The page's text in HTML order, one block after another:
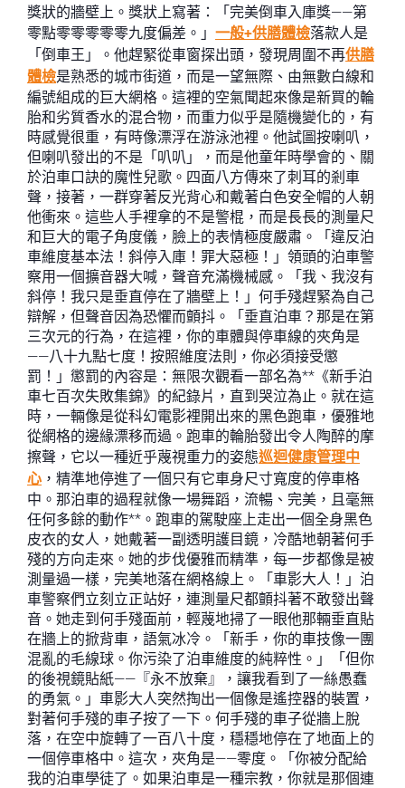
獎狀的牆壁上。獎狀上寫著：「完美倒車入庫獎——第
零點零零零零零九度偏差。」 一般+供膳體檢落款人是
「倒車王」。他趕緊從車窗探出頭，發現周圍不再供膳
體檢是熟悉的城市街道，而是一望無際、由無數白線和
編號組成的巨大網格。這裡的空氣聞起來像是新買的輪
胎和劣質香水的混合物，而重力似乎是隨機變化的，有
時感覺很重，有時像漂浮在游泳池裡。他試圖按喇叭，
但喇叭發出的不是「叭叭」，而是他童年時學會的、關
於泊車口訣的魔性兒歌。四面八方傳來了刺耳的剎車
聲，接著，一群穿著反光背心和戴著白色安全帽的人朝
他衝來。這些人手裡拿的不是警棍，而是長長的測量尺
和巨大的電子角度儀，臉上的表情極度嚴肅。「違反泊
車維度基本法！斜停入庫！罪大惡極！」領頭的泊車警
察用一個擴音器大喊，聲音充滿機械感。「我、我沒有
斜停！我只是垂直停在了牆壁上！」何手殘趕緊為自己
辯解，但聲音因為恐懼而顫抖。「垂直泊車？那是在第
三次元的行為，在這裡，你的車體與停車線的夾角是
——八十九點七度！按照維度法則，你必須接受懲
罰！」懲罰的內容是：無限次觀看一部名為**《新手泊
車七百次失敗集錦》的紀錄片，直到哭泣為止。就在這
時，一輛像是從科幻電影裡開出來的黑色跑車，優雅地
從網格的邊緣漂移而過。跑車的輪胎發出令人陶醉的摩
擦聲，它以一種近乎蔑視重力的姿態巡迴健康管理中
心 ，精準地停進了一個只有它車身尺寸寬度的停車格
中。那泊車的過程就像一場舞蹈，流暢、完美，且毫無
任何多餘的動作**。跑車的駕駛座上走出一個全身黑色
皮衣的女人，她戴著一副透明護目鏡，冷酷地朝著何手
殘的方向走來。她的步伐優雅而精準，每一步都像是被
測量過一樣，完美地落在網格線上。「車影大人！」泊
車警察們立刻立正站好，連測量尺都顫抖著不敢發出聲
音。她走到何手殘面前，輕蔑地掃了一眼他那輛垂直貼
在牆上的掀背車，語氣冰冷。「新手，你的車技像一團
混亂的毛線球。你污染了泊車維度的純粹性。」「但你
的後視鏡貼紙——『永不放棄』，讓我看到了一絲愚蠢
的勇氣。」車影大人突然掏出一個像是遙控器的裝置，
對著何手殘的車子按了一下。何手殘的車子從牆上脫
落，在空中旋轉了一百八十度，穩穩地停在了地面上的
一個停車格中。這次，夾角是——零度。「你被分配給
我的泊車學徒了。如果泊車是一種宗教，你就是那個連